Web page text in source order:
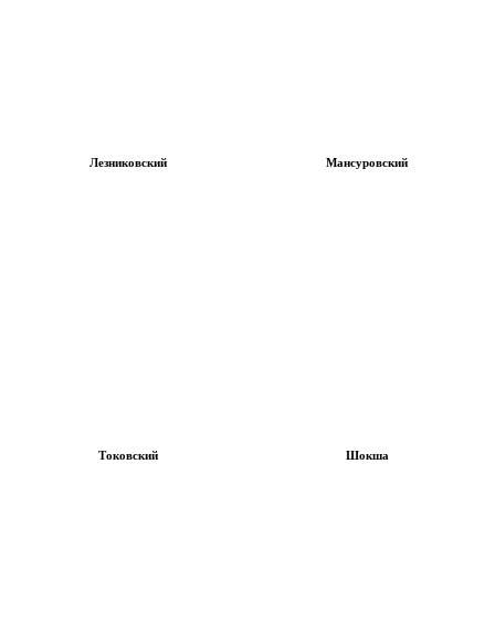
Лезниковский Мансуровский
Токовский Шокша